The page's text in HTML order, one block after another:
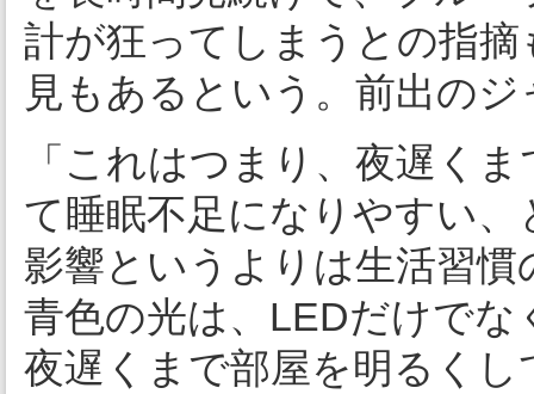
計が狂ってしまうとの指
見もあるという。前出の
「これはつまり、夜遅く
て睡眠不足になりやすい
影響というよりは生活習
青色の光は、LEDだけで
夜遅くまで部屋を明るく